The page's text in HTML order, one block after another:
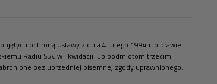
ochroną Ustawy z dnia 4 lutego 1994 r. o prawie
Radiu S.A. w likwidacji lub podmiotom trzecim.
bez uprzedniej pisemnej zgody uprawnionego.